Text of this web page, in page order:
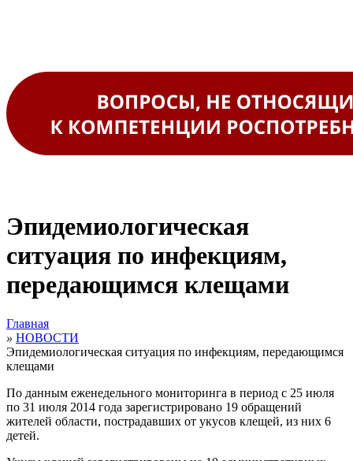
Эпидемиологическая
ситуация по инфекциям,
передающимся клещами
Главная
» НОВОСТИ
Эпидемиологическая ситуация по инфекциям, передающимся
клещами
По данным еженедельного мониторинга в период с 25 июля
по 31 июля 2014 года зарегистрировано 19 обращений
жителей области, пострадавших от укусов клещей, из них 6
детей.